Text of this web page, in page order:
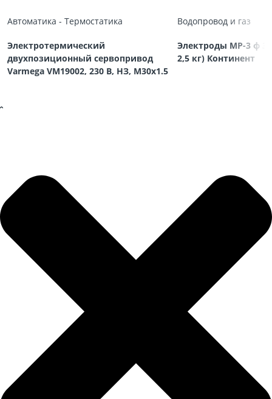
Автоматика - Термостатика
Электротермический
двухпозиционный сервопривод
Varmega VM19002, 230 В, НЗ, M30х1.5
Водопровод и газ
Электроды МР-3 ф
2,5 кг) Континент